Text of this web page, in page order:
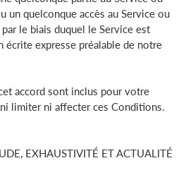
un quelconque accès au Service ou
le biais duquel le Service est
écrite expresse préalable de notre
accord sont inclus pour votre
limiter ni affecter ces Conditions.
EXHAUSTIVITÉ ET ACTUALITÉ